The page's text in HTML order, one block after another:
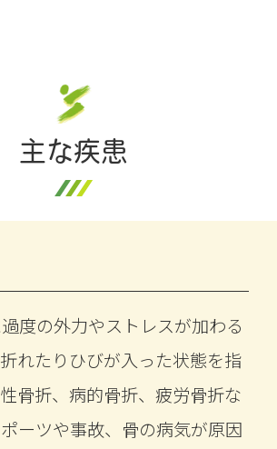
主な疾患
度の外力やストレスが加わる
れたりひびが入った状態を指
骨折、病的骨折、疲労骨折な
ーツや事故、骨の病気が原因